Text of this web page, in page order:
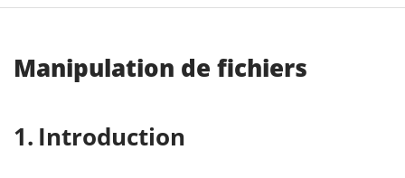
Manipulation de fichiers
Introduction